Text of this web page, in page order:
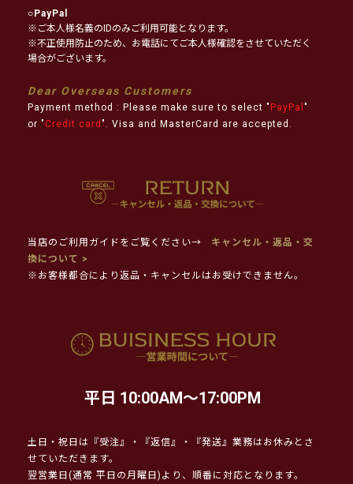
○PayPal
※ご本人様名義のIDのみご利用可能となります。
※不正使用防止のため、お電話にてご本人様確認をさせていただく
場合がございます。
Dear Overseas Customers
Payment method : Please make sure to select " PayPal "
or " Credit card ". Visa and MasterCard are accepted.
当店のご利用ガイドをご覧ください→
キャンセル・返品・交
換について >
※お客様都合により返品・キャンセルはお受けできません。
平日 10:00AM～17:00PM
土日・祝日は『受注』・『返信』・『発送』業務はお休みとさ
せていただきます。
翌営業日(通常 平日の月曜日)より、順番に対応となります。